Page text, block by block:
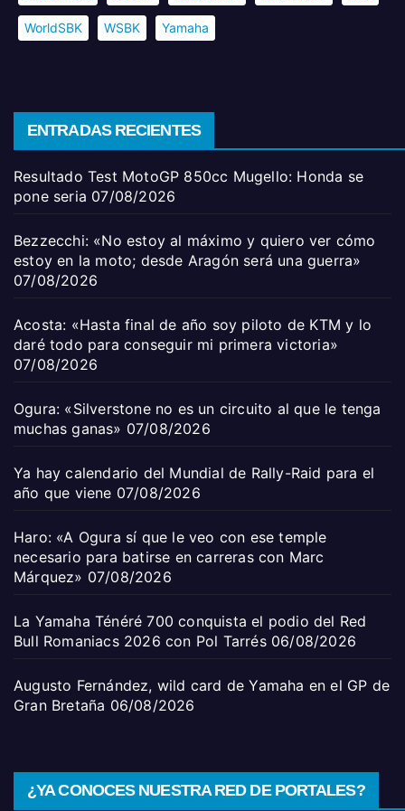
WorldSBK WSBK Yamaha
ENTRADAS RECIENTES
Resultado Test MotoGP 850cc Mugello: Honda se
pone seria 07/08/2026
Bezzecchi: «No estoy al máximo y quiero ver cómo
estoy en la moto; desde Aragón será una guerra»
07/08/2026
Acosta: «Hasta final de año soy piloto de KTM y lo
daré todo para conseguir mi primera victoria»
07/08/2026
Ogura: «Silverstone no es un circuito al que le tenga
muchas ganas» 07/08/2026
Ya hay calendario del Mundial de Rally-Raid para el
año que viene 07/08/2026
Haro: «A Ogura sí que le veo con ese temple
necesario para batirse en carreras con Marc
Márquez» 07/08/2026
La Yamaha Ténéré 700 conquista el podio del Red
Bull Romaniacs 2026 con Pol Tarrés 06/08/2026
Augusto Fernández, wild card de Yamaha en el GP de
Gran Bretaña 06/08/2026
¿YA CONOCES NUESTRA RED DE PORTALES?